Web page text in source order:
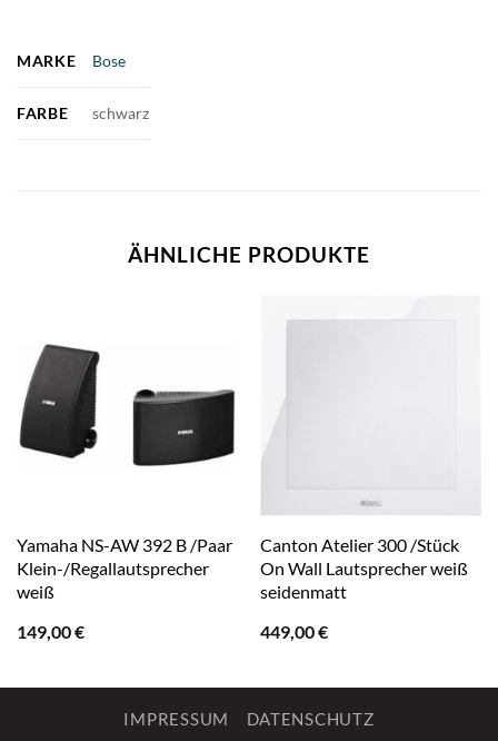
MARKE Bose
FARBE schwarz
ÄHNLICHE PRODUKTE
Yamaha NS-AW 392 B /Paar
Klein-/Regallautsprecher
weiß
149,00€
Canton Atelier 300 /Stück
On Wall Lautsprecher weiß
seidenmatt
449,00€
IMPRESSUM DATENSCHUTZ